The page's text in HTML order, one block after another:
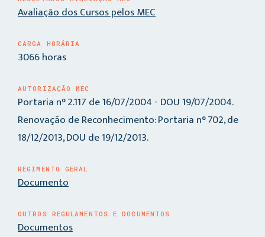
Avaliação dos Cursos pelos MEC
CARGA HORÁRIA
3066 horas
AUTORIZAÇÃO MEC
Portaria n° 2.117 de 16/07/2004 - DOU 19/07/2004.
Renovação de Reconhecimento: Portaria n° 702, de
18/12/2013, DOU de 19/12/2013.
REGIMENTO GERAL
Documento
OUTROS REGULAMENTOS E DOCUMENTOS
Documentos